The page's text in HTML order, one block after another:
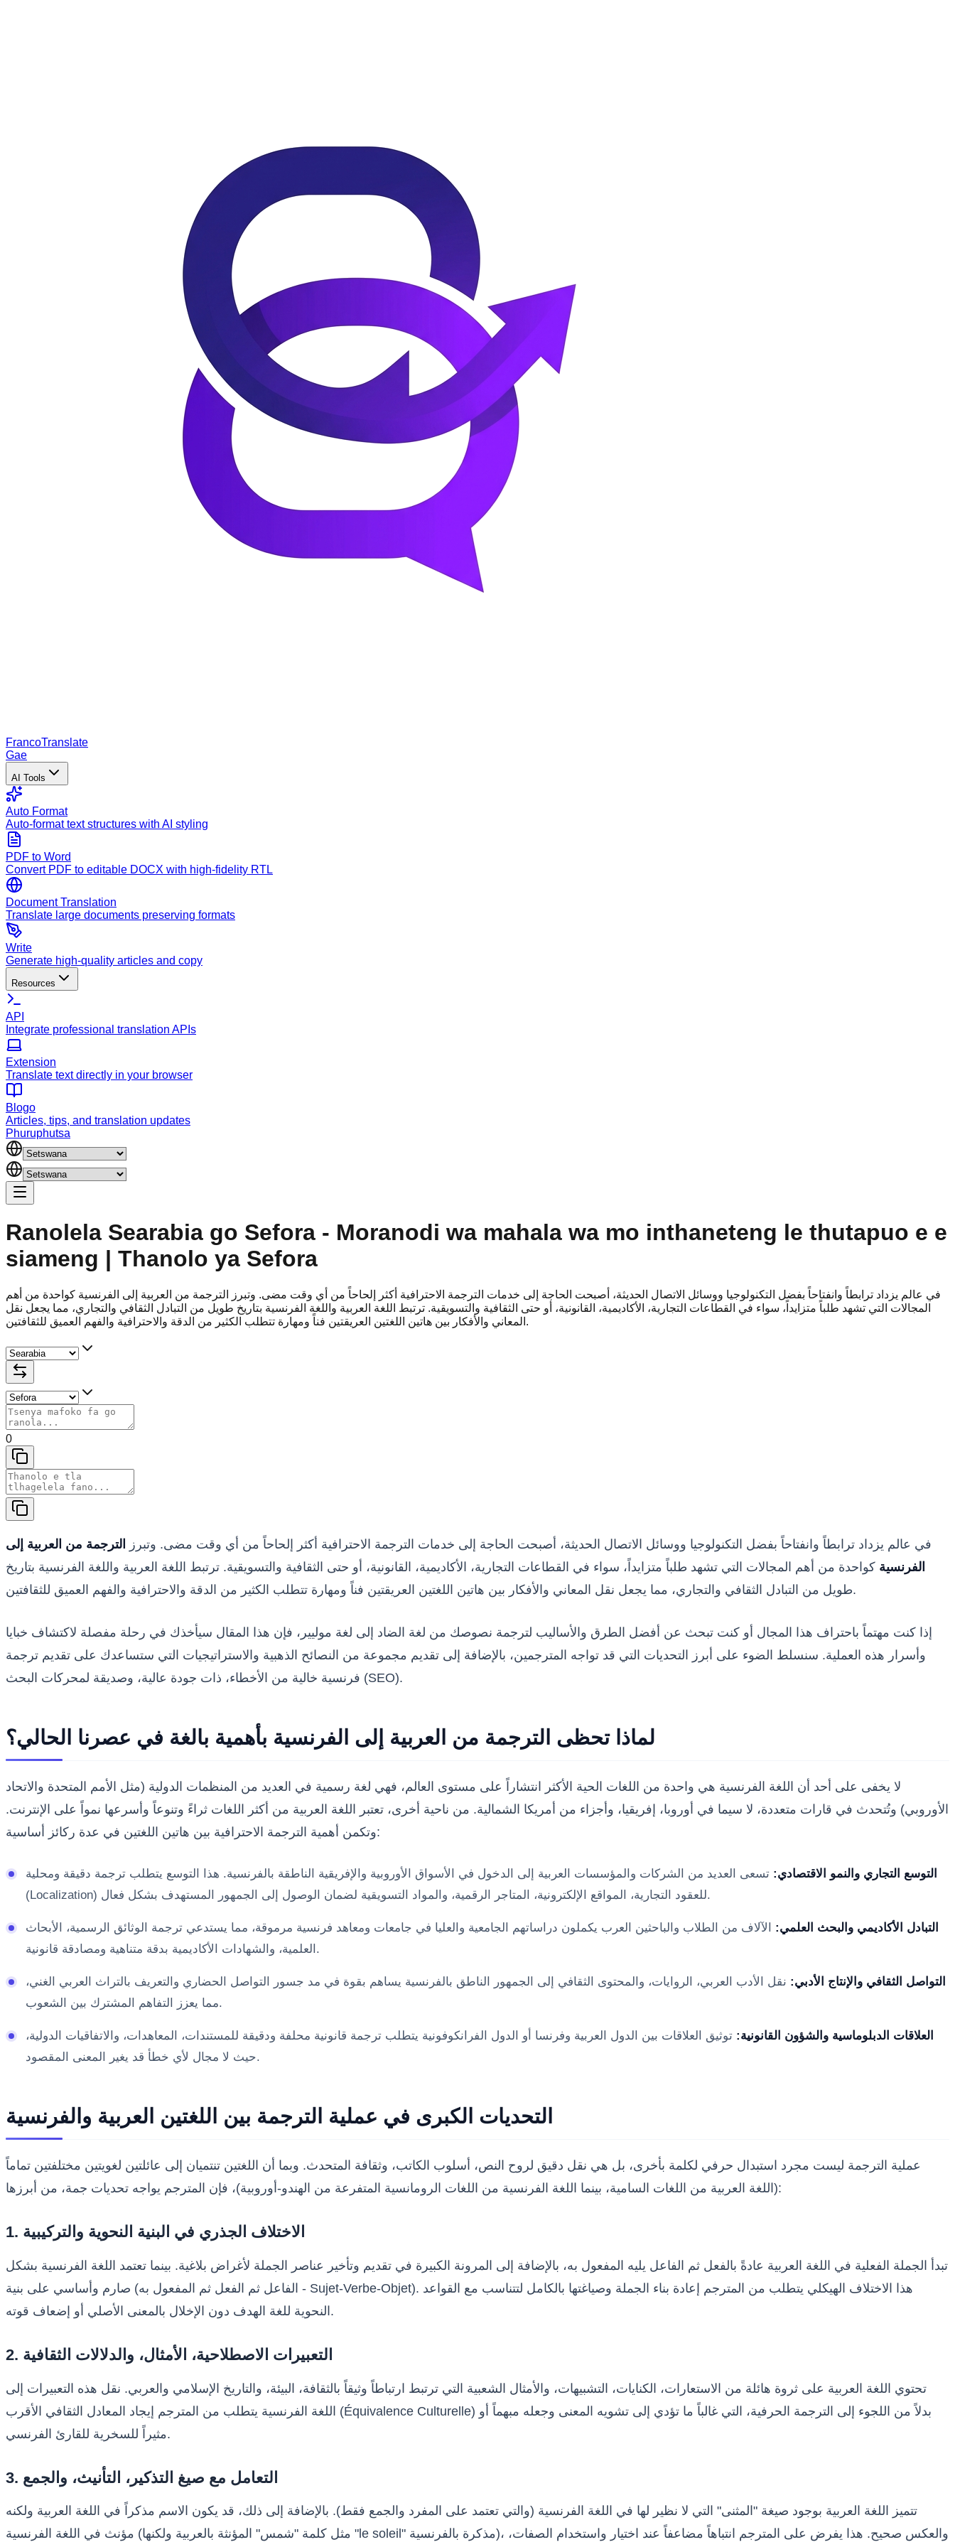
FrancoTranslate
Gae
AI Tools
Auto Format
Auto-format text structures with AI styling
PDF to Word
Convert PDF to editable DOCX with high-fidelity RTL
Document Translation
Translate large documents preserving formats
Write
Generate high-quality articles and copy
Resources
API
Integrate professional translation APIs
Extension
Translate text directly in your browser
Blogo
Articles, tips, and translation updates
Phuruphutsa
Ranolela Searabia go Sefora - Moranodi wa mahala wa mo inthaneteng le thutapuo e e
siameng | Thanolo ya Sefora
في عالم يزداد ترابطاً وانفتاحاً بفضل التكنولوجيا ووسائل الاتصال الحديثة، أصبحت الحاجة إلى خدمات الترجمة الاحترافية أكثر إلحاحاً من أي وقت مضى. وتبرز الترجمة من العربية إلى الفرنسية كواحدة من أهم
المجالات التي تشهد طلباً متزايداً، سواء في القطاعات التجارية، الأكاديمية، القانونية، أو حتى الثقافية والتسويقية. ترتبط اللغة العربية واللغة الفرنسية بتاريخ طويل من التبادل الثقافي والتجاري، مما يجعل نقل
المعاني والأفكار بين هاتين اللغتين العريقتين فناً ومهارة تتطلب الكثير من الدقة والاحترافية والفهم العميق للثقافتين.
0
في عالم يزداد ترابطاً وانفتاحاً بفضل التكنولوجيا ووسائل الاتصال الحديثة، أصبحت الحاجة إلى خدمات الترجمة الاحترافية أكثر إلحاحاً من أي وقت مضى. وتبرز
الترجمة من العربية إلى
الفرنسية كواحدة من أهم المجالات التي تشهد طلباً متزايداً، سواء في القطاعات التجارية، الأكاديمية، القانونية، أو حتى الثقافية والتسويقية. ترتبط اللغة العربية واللغة الفرنسية بتاريخ
طويل من التبادل الثقافي والتجاري، مما يجعل نقل المعاني والأفكار بين هاتين اللغتين العريقتين فناً ومهارة تتطلب الكثير من الدقة والاحترافية والفهم العميق للثقافتين.
إذا كنت مهتماً باحتراف هذا المجال أو كنت تبحث عن أفضل الطرق والأساليب لترجمة نصوصك من لغة الضاد إلى لغة موليير، فإن هذا المقال سيأخذك في رحلة مفصلة لاكتشاف خبايا
وأسرار هذه العملية. سنسلط الضوء على أبرز التحديات التي قد تواجه المترجمين، بالإضافة إلى تقديم مجموعة من النصائح الذهبية والاستراتيجيات التي ستساعدك على تقديم ترجمة
فرنسية خالية من الأخطاء، ذات جودة عالية، وصديقة لمحركات البحث (SEO).
لماذا تحظى الترجمة من العربية إلى الفرنسية بأهمية بالغة في عصرنا الحالي؟
لا يخفى على أحد أن اللغة الفرنسية هي واحدة من اللغات الحية الأكثر انتشاراً على مستوى العالم، فهي لغة رسمية في العديد من المنظمات الدولية (مثل الأمم المتحدة والاتحاد
الأوروبي) وتُتحدث في قارات متعددة، لا سيما في أوروبا، إفريقيا، وأجزاء من أمريكا الشمالية. من ناحية أخرى، تعتبر اللغة العربية من أكثر اللغات ثراءً وتنوعاً وأسرعها نمواً على الإنترنت.
وتكمن أهمية الترجمة الاحترافية بين هاتين اللغتين في عدة ركائز أساسية:
التوسع التجاري والنمو الاقتصادي: تسعى العديد من الشركات والمؤسسات العربية إلى الدخول في الأسواق الأوروبية والإفريقية الناطقة بالفرنسية. هذا التوسع يتطلب ترجمة دقيقة ومحلية
(Localization) للعقود التجارية، المواقع الإلكترونية، المتاجر الرقمية، والمواد التسويقية لضمان الوصول إلى الجمهور المستهدف بشكل فعال.
التبادل الأكاديمي والبحث العلمي: الآلاف من الطلاب والباحثين العرب يكملون دراساتهم الجامعية والعليا في جامعات ومعاهد فرنسية مرموقة، مما يستدعي ترجمة الوثائق الرسمية، الأبحاث
العلمية، والشهادات الأكاديمية بدقة متناهية ومصادقة قانونية.
التواصل الثقافي والإنتاج الأدبي: نقل الأدب العربي، الروايات، والمحتوى الثقافي إلى الجمهور الناطق بالفرنسية يساهم بقوة في مد جسور التواصل الحضاري والتعريف بالتراث العربي الغني،
مما يعزز التفاهم المشترك بين الشعوب.
العلاقات الدبلوماسية والشؤون القانونية: توثيق العلاقات بين الدول العربية وفرنسا أو الدول الفرانكوفونية يتطلب ترجمة قانونية محلفة ودقيقة للمستندات، المعاهدات، والاتفاقيات الدولية،
حيث لا مجال لأي خطأ قد يغير المعنى المقصود.
التحديات الكبرى في عملية الترجمة بين اللغتين العربية والفرنسية
عملية الترجمة ليست مجرد استبدال حرفي لكلمة بأخرى، بل هي نقل دقيق لروح النص، أسلوب الكاتب، وثقافة المتحدث. وبما أن اللغتين تنتميان إلى عائلتين لغويتين مختلفتين تماماً
(اللغة العربية من اللغات السامية، بينما اللغة الفرنسية من اللغات الرومانسية المتفرعة من الهندو-أوروبية)، فإن المترجم يواجه تحديات جمة، من أبرزها:
1. الاختلاف الجذري في البنية النحوية والتركيبية
تبدأ الجملة الفعلية في اللغة العربية عادةً بالفعل ثم الفاعل يليه المفعول به، بالإضافة إلى المرونة الكبيرة في تقديم وتأخير عناصر الجملة لأغراض بلاغية. بينما تعتمد اللغة الفرنسية بشكل
صارم وأساسي على بنية (الفاعل ثم الفعل ثم المفعول به - Sujet-Verbe-Objet). هذا الاختلاف الهيكلي يتطلب من المترجم إعادة بناء الجملة وصياغتها بالكامل لتتناسب مع القواعد
النحوية للغة الهدف دون الإخلال بالمعنى الأصلي أو إضعاف قوته.
2. التعبيرات الاصطلاحية، الأمثال، والدلالات الثقافية
تحتوي اللغة العربية على ثروة هائلة من الاستعارات، الكنايات، التشبيهات، والأمثال الشعبية التي ترتبط ارتباطاً وثيقاً بالثقافة، البيئة، والتاريخ الإسلامي والعربي. نقل هذه التعبيرات إلى
اللغة الفرنسية يتطلب من المترجم إيجاد المعادل الثقافي الأقرب (Équivalence Culturelle) بدلاً من اللجوء إلى الترجمة الحرفية، التي غالباً ما تؤدي إلى تشويه المعنى وجعله مبهماً أو
مثيراً للسخرية للقارئ الفرنسي.
3. التعامل مع صيغ التذكير، التأنيث، والجمع
تتميز اللغة العربية بوجود صيغة "المثنى" التي لا نظير لها في اللغة الفرنسية (والتي تعتمد على المفرد والجمع فقط). بالإضافة إلى ذلك، قد يكون الاسم مذكراً في اللغة العربية ولكنه
مؤنث في اللغة الفرنسية (مثل كلمة "شمس" المؤنثة بالعربية ولكنها "le soleil" مذكرة بالفرنسية)، والعكس صحيح. هذا يفرض على المترجم انتباهاً مضاعفاً عند اختيار واستخدام الصفات،